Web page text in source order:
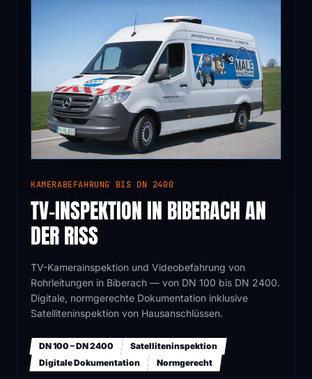
KAMERABEFAHRUNG BIS DN 2400
TV-INSPEKTION IN BIBERACH AN
DER RISS
TV-Kamerainspektion und Videobefahrung von
Rohrleitungen in Biberach — von DN 100 bis DN 2400.
Digitale, normgerechte Dokumentation inklusive
Satelliteninspektion von Hausanschlüssen.
DN 100 – DN 2400
Satelliteninspektion
Digitale Dokumentation
Normgerecht